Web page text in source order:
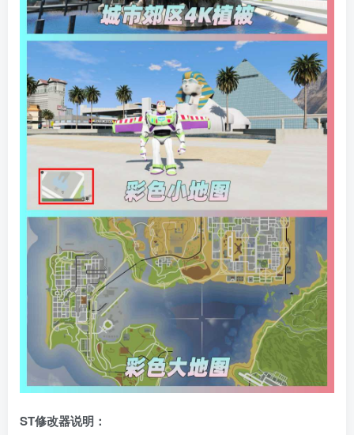
ST修改器说明：